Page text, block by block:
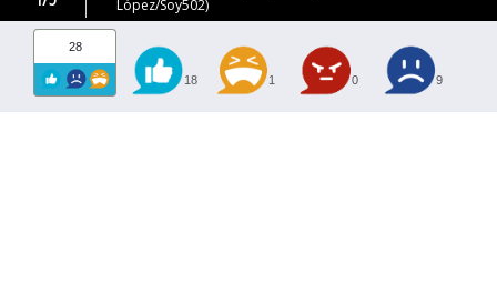
López/Soy502)
28
18 1 0 9